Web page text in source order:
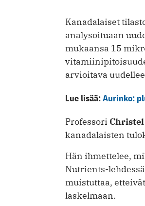
Kanadalaiset
analysoituaan
mukaansa 15
arvioitava
Lue lisää:Aurinko:
Professori
kanadalaisten
Hän ihmettelee,
Nutrients-
muistuttaa,
laskelmaan.